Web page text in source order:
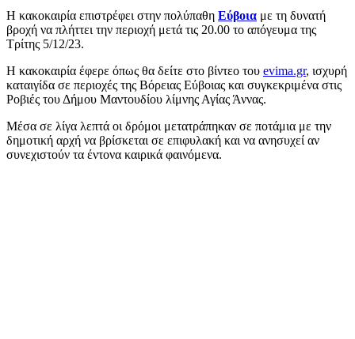
Η κακοκαιρία επιστρέφει στην πολύπαθη Εύβοια με τη δυνατή
βροχή να πλήττει την περιοχή μετά τις 20.00 το απόγευμα της
Τρίτης 5/12/23.
Η κακοκαιρία έφερε όπως θα δείτε στο βίντεο του evima.gr, ισχυρή
καταιγίδα σε περιοχές της Βόρειας Εύβοιας και συγκεκριμένα στις
Ροβιές του Δήμου Μαντουδίου λίμνης Αγίας Άννας.
Μέσα σε λίγα λεπτά οι δρόμοι μετατράπηκαν σε ποτάμια με την
δημοτική αρχή να βρίσκεται σε επιφυλακή και να ανησυχεί αν
συνεχιστούν τα έντονα καιρικά φαινόμενα.